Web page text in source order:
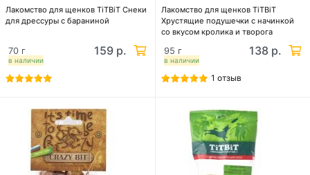
Лакомство для щенков TiTBiT Снеки
для дрессуры с бараниной
в наличии
70 г 159 р.
Лакомство для щенков TiTBiT
Хрустящие подушечки с начинкой
со вкусом кролика и творога
в наличии
95 г 138 р.
1 отзыв